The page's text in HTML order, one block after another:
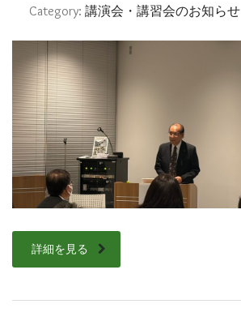
Category: 講演会・講習会のお知らせ
詳細を見る